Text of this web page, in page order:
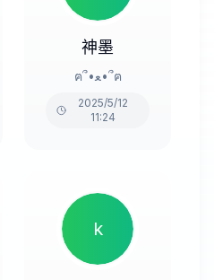
神墨
ฅ՞•ﻌ•՞ฅ
2025/5/12
11:24
k